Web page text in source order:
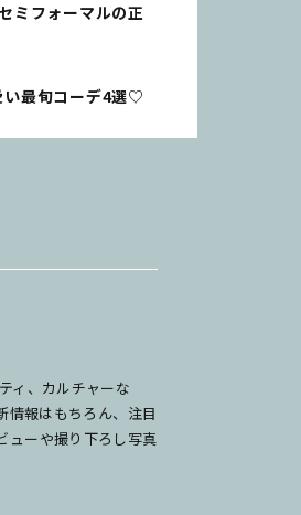
ミフォーマルの正
い最旬コーデ4選♡
ィ、カルチャーな
情報はもちろん、注目
ューや撮り下ろし写真